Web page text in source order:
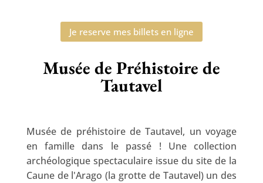
Je reserve mes billets en ligne
Musée de Préhistoire de
Tautavel
Musée de préhistoire de Tautavel, un voyage
en famille dans le passé ! Une collection
archéologique spectaculaire issue du site de la
Caune de l'Arago (la grotte de Tautavel) un des